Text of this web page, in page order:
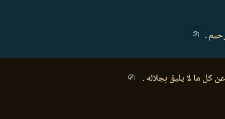
.
كل ما لا يليق بجلاله .